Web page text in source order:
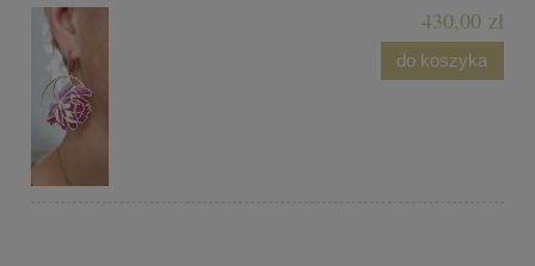
430,00 zł
do koszyka